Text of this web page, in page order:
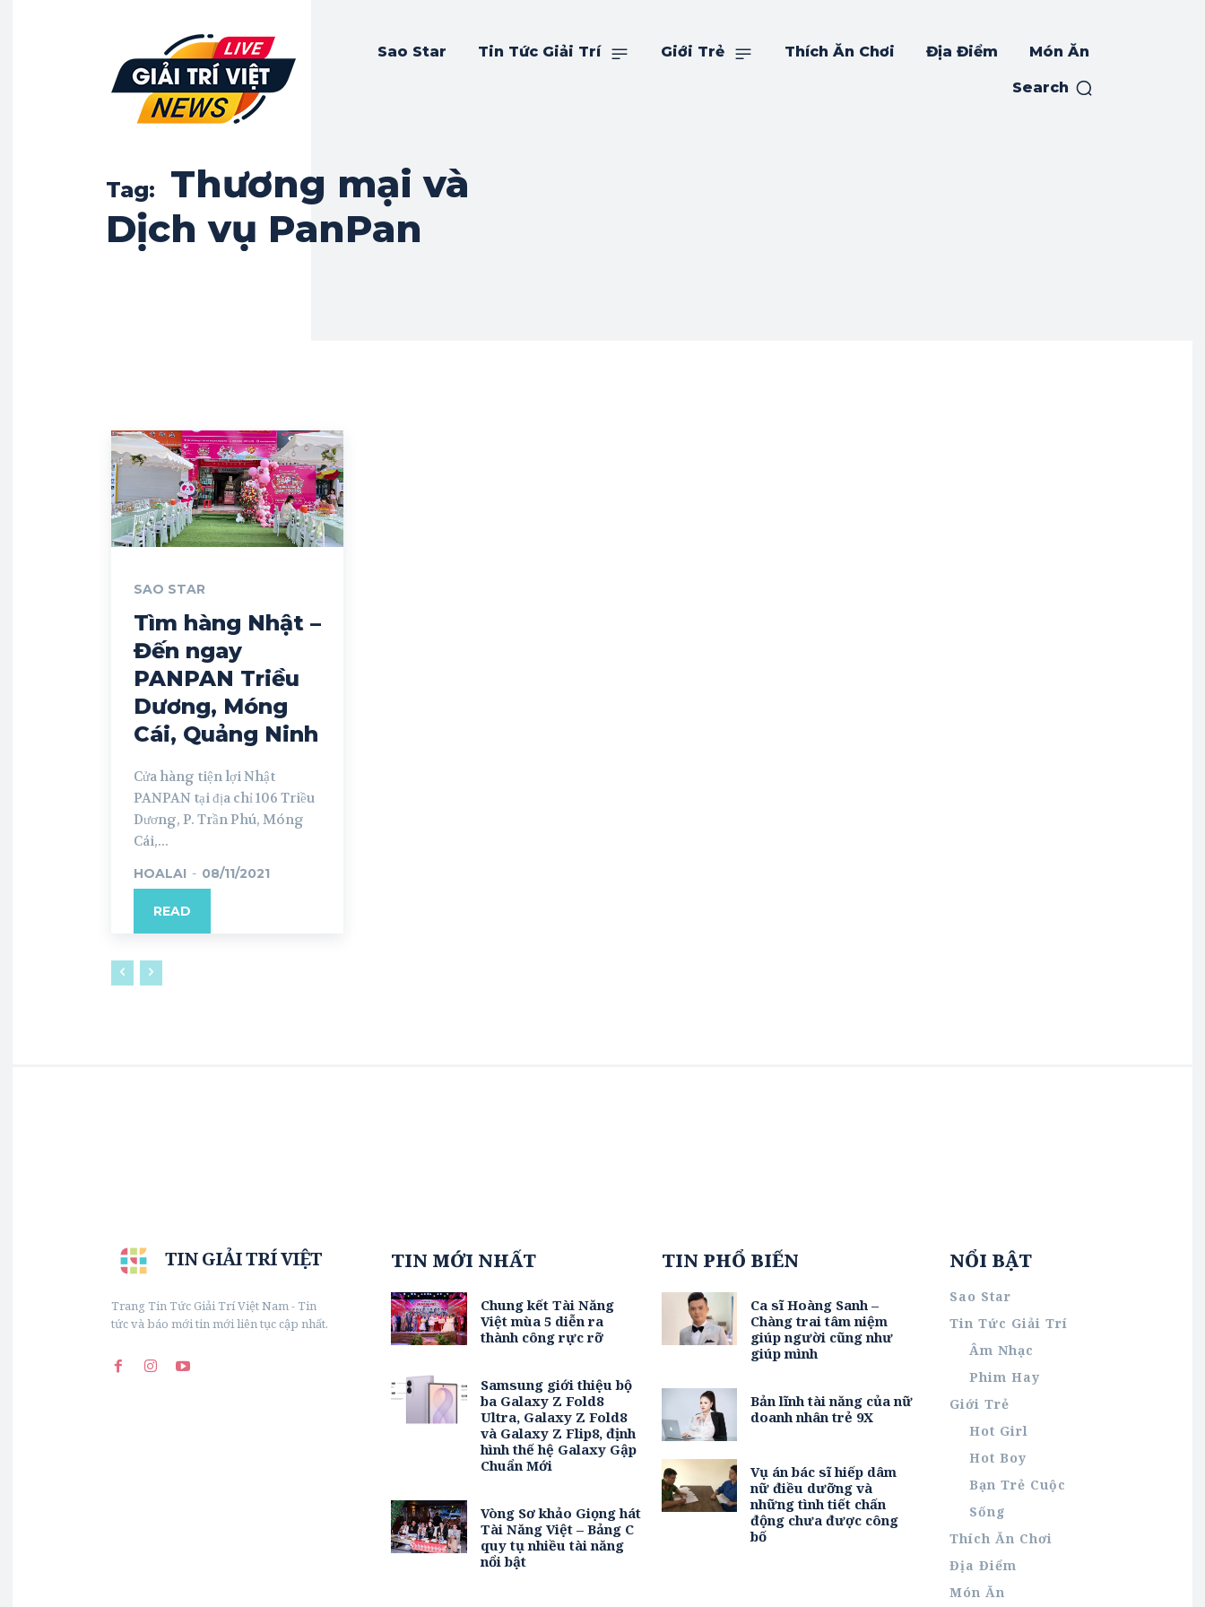
Sao Star Tin Tức Giải Trí Giới Trẻ Thích Ăn Chơi Địa Điểm Món Ăn
Search
Tag:
Thương mại và
Dịch vụ PanPan
SAO STAR
Tìm hàng Nhật –
Đến ngay
PANPAN Triều
Dương, Móng
Cái, Quảng Ninh
Cửa hàng tiện lợi Nhật
PANPAN tại địa chỉ 106 Triều
Dương, P. Trần Phú, Móng
Cái,...
HOALAI - 08/11/2021
READ
TIN GIẢI TRÍ VIỆT
Trang Tin Tức Giải Trí Việt Nam - Tin
tức và báo mới tin mới liên tục cập nhất.
TIN MỚI NHẤT
Chung kết Tài Năng
Việt mùa 5 diễn ra
thành công rực rỡ
Samsung giới thiệu bộ
ba Galaxy Z Fold8
Ultra, Galaxy Z Fold8
và Galaxy Z Flip8, định
hình thế hệ Galaxy Gập
Chuẩn Mới
Vòng Sơ khảo Giọng hát
Tài Năng Việt – Bảng C
quy tụ nhiều tài năng
nổi bật
TIN PHỔ BIẾN
Ca sĩ Hoàng Sanh –
Chàng trai tâm niệm
giúp người cũng như
giúp mình
Bản lĩnh tài năng của nữ
doanh nhân trẻ 9X
Vụ án bác sĩ hiếp dâm
nữ điều dưỡng và
những tình tiết chấn
động chưa được công
bố
NỔI BẬT
Sao Star
Tin Tức Giải Trí
Âm Nhạc
Phim Hay
Giới Trẻ
Hot Girl
Hot Boy
Bạn Trẻ Cuộc
Sống
Thích Ăn Chơi
Địa Điểm
Món Ăn